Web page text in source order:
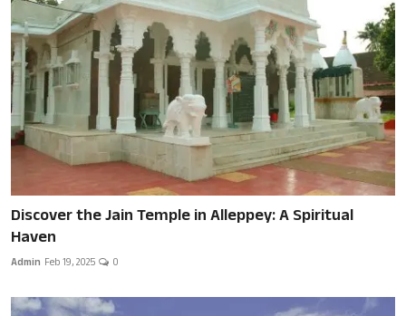
Discover the Jain Temple in Alleppey: A Spiritual
Haven
Admin Feb 19, 2025 0